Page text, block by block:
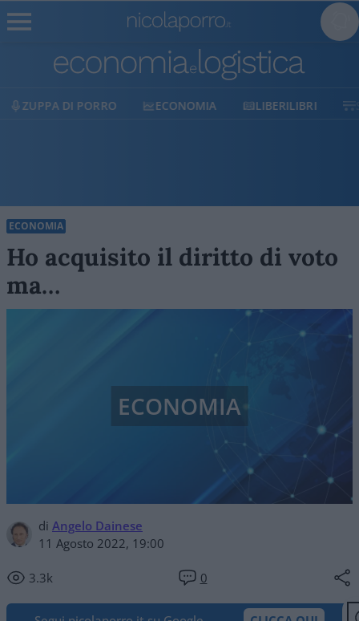
ECONOMIA LIBERILIBRI SHOP SOSTIENICI
ECONOMIA
Ho acquisito il diritto di voto
ma…
di Angelo Dainese
11 Agosto 2022, 19:00
3.3k 0
ECONOMIA